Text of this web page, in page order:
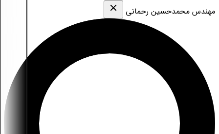
مهندس محمدحسین رحمانی